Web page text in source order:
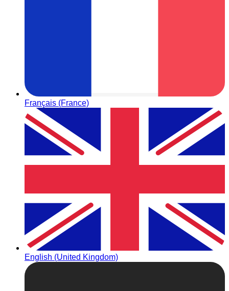
Français (France)
English (United Kingdom)